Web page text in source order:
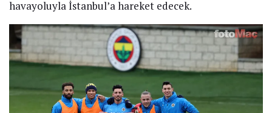
havayoluyla İstanbul’a hareket edecek.